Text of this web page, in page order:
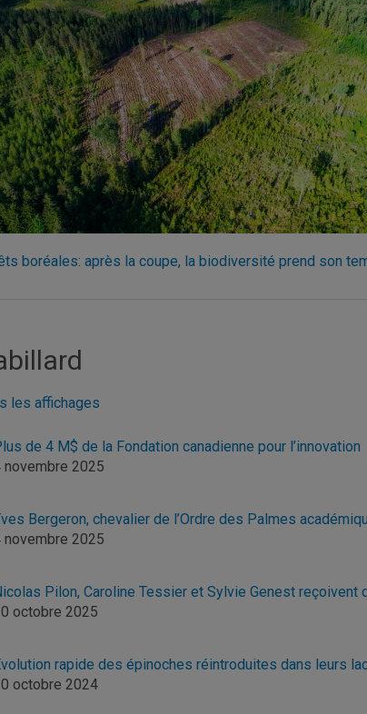
boréales: après la coupe, la biodiversité prend son
les affichages
de 4 M$ de la Fondation canadienne pour l’innovation
novembre 2025
Bergeron, chevalier de l’Ordre des Palmes
novembre 2025
Pilon, Caroline Tessier et Sylvie Genest
octobre 2025
rapide des épinoches réintroduites dans leurs
octobre 2024